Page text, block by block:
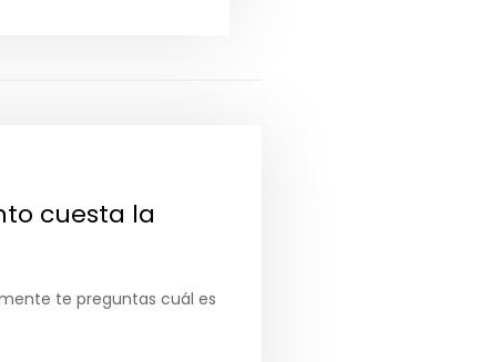
cuesta la
te preguntas cuál es